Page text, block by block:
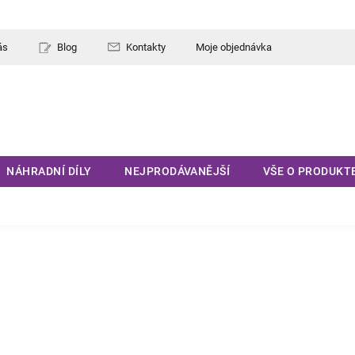
Blog Kontakty Moje objednávka
NÁHRADNÍ DÍLY NEJPRODÁVANĚJŠÍ VŠE O